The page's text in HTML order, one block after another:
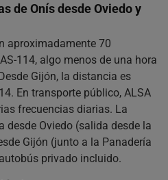
de Onís desde Oviedo y
aproximadamente 70
114, algo menos de una hora
Gijón, la distancia es
En transporte público, ALSA
frecuencias diarias. La
desde Oviedo (salida desde la
Gijón (junto a la Panadería
privado incluido.